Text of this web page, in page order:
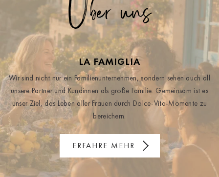
Über uns
LA FAMIGLIA
Wir sind nicht nur ein Familienunternehmen, sondern sehen auch all
unsere Partner und Kundinnen als große Familie. Gemeinsam ist es
unser Ziel, das Leben aller Frauen durch Dolce-Vita-Momente zu
bereichern.
ERFAHRE MEHR